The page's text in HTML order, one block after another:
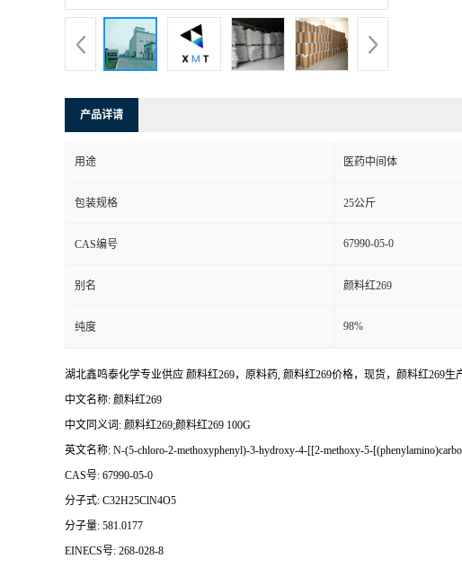
产品详请
用途 医药中间体
包装规格 25公斤
CAS编号 67990-05-0
别名 颜料红269
纯度 98%
湖北鑫鸣泰化学专业供应 颜料红269，原料药, 颜料红269价格，现货，颜料红269
中文名称: 颜料红269
中文同义词: 颜料红269;颜料红269 100G
英文名称: N-(5-chloro-2-methoxyphenyl)-3-hydroxy-4-[[2-methoxy-5-
CAS号: 67990-05-0
分子式: C32H25ClN4O5
分子量: 581.0177
EINECS号: 268-028-8